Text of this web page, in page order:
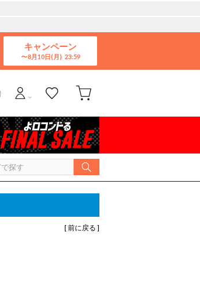
キャンペーン
8月10日(月)
[ 前に戻る ]